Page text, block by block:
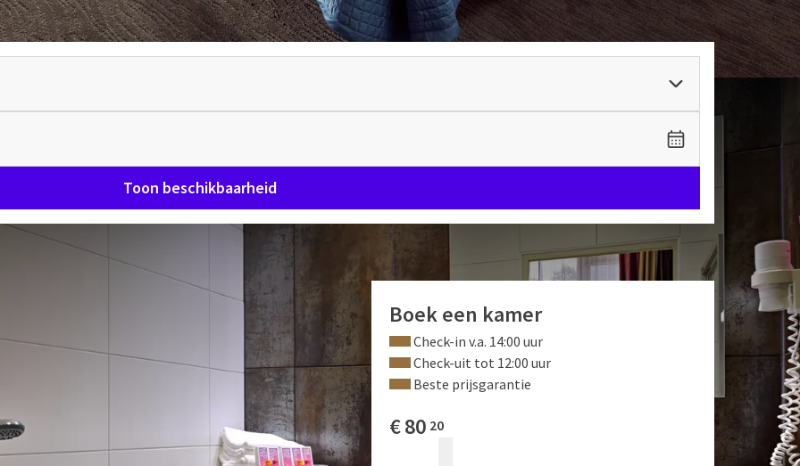
Toon beschikbaarheid
(33 m2). Deze kamer met balkon of terras is voorzien
koelkastje en televisie
Boek een kamer
Check-in v.a. 14:00 uur
Check-uit tot 12:00 uur
Beste prijsgarantie
€80 20